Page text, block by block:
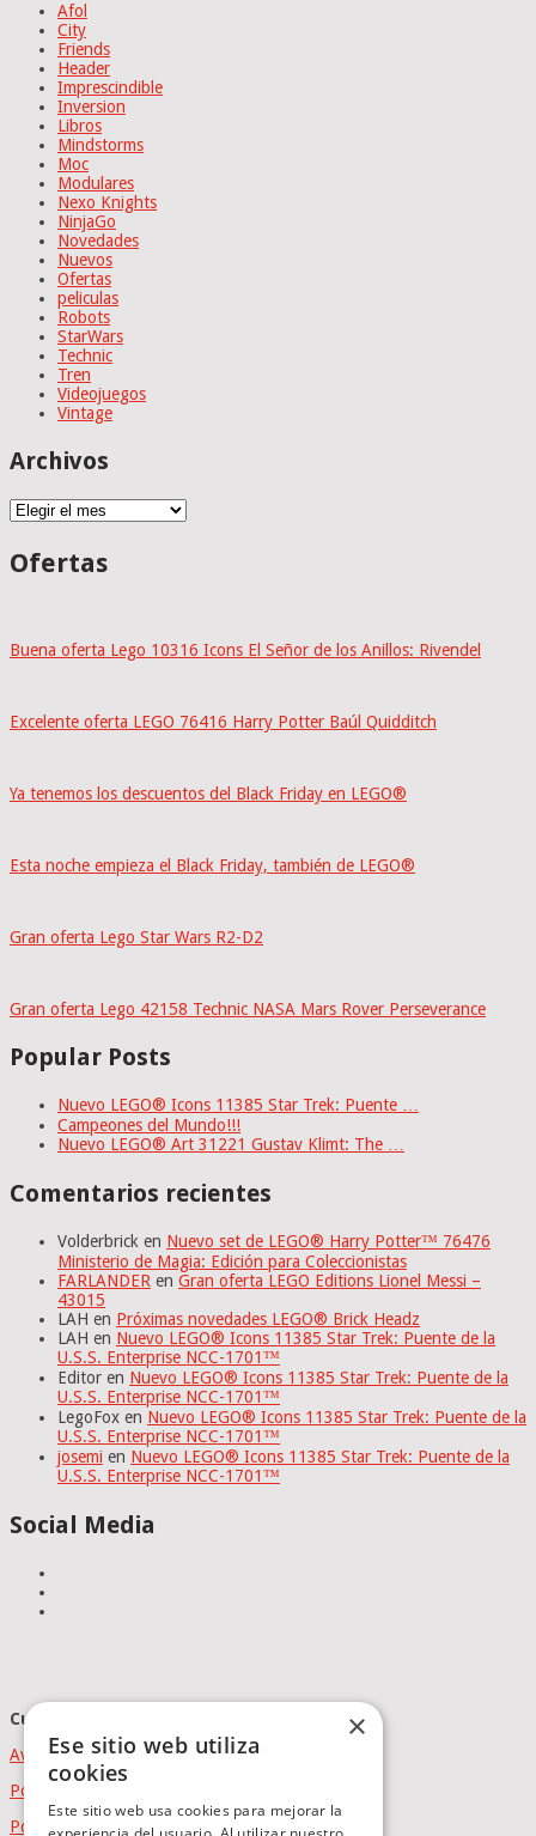
Afol
City
Friends
Header
Imprescindible
Inversion
Libros
Mindstorms
Moc
Modulares
Nexo Knights
NinjaGo
Novedades
Nuevos
Ofertas
peliculas
Robots
StarWars
Technic
Tren
Videojuegos
Vintage
Archivos
Archivos
Ofertas
Buena oferta Lego 10316 Icons El Señor de los Anillos: Rivendel
Excelente oferta LEGO 76416 Harry Potter Baúl Quidditch
Ya tenemos los descuentos del Black Friday en LEGO®
Esta noche empieza el Black Friday, también de LEGO®
Gran oferta Lego Star Wars R2-D2
Gran oferta Lego 42158 Technic NASA Mars Rover Perseverance
Popular Posts
Nuevo LEGO® Icons 11385 Star Trek: Puente …
Campeones del Mundo!!!
Nuevo LEGO® Art 31221 Gustav Klimt: The …
Comentarios recientes
Volderbrick en Nuevo set de LEGO® Harry Potter™ 76476
Ministerio de Magia: Edición para Coleccionistas
FARLANDER en Gran oferta LEGO Editions Lionel Messi –
43015
LAH en Próximas novedades LEGO® Brick Headz
LAH en Nuevo LEGO® Icons 11385 Star Trek: Puente de la
U.S.S. Enterprise NCC-1701™
Editor en Nuevo LEGO® Icons 11385 Star Trek: Puente de la
U.S.S. Enterprise NCC-1701™
LegoFox en Nuevo LEGO® Icons 11385 Star Trek: Puente de la
U.S.S. Enterprise NCC-1701™
josemi en Nuevo LEGO® Icons 11385 Star Trek: Puente de la
U.S.S. Enterprise NCC-1701™
Social Media
Cumplimiento Normativo
Aviso Legal
Política de Privacidad
Política de Cookies
×
Ese sitio web utiliza
cookies
Este sitio web usa cookies para mejorar la